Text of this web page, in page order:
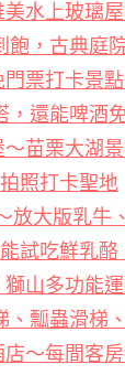
水上玻璃
飽，古典庭
票打卡景
，還能啤酒
苗栗大湖
照打卡聖地
放大版乳牛
試吃鮮乳酪
山多功能
、瓢蟲滑梯
～每間客